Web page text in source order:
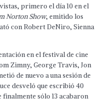
primero el día 10 en el
Norton Show, emitido los
con Robert DeNiro, Sienna
en el festival de cine
Zimny, George Travis, Jon
de nuevo a una sesión de
desveló que escribió 40
finalmente sólo 13 acabaron